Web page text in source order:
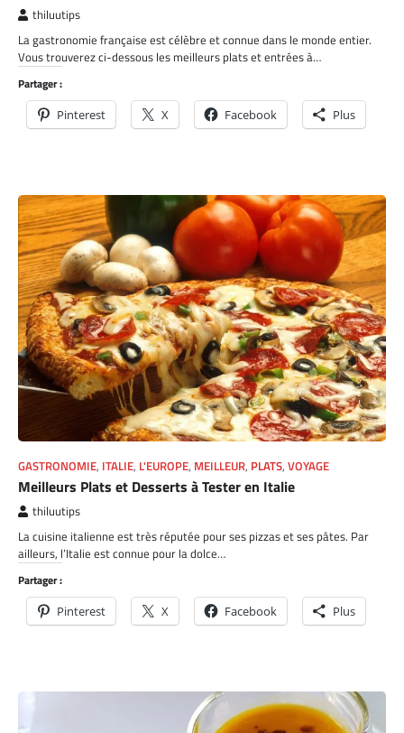
thiluutips
La gastronomie française est célèbre et connue dans le monde entier.
Vous trouverez ci-dessous les meilleurs plats et entrées à…
Partager :
Pinterest X Facebook Plus
GASTRONOMIE, ITALIE, L'EUROPE, MEILLEUR, PLATS, VOYAGE
Meilleurs Plats et Desserts à Tester en Italie
thiluutips
La cuisine italienne est très réputée pour ses pizzas et ses pâtes. Par
ailleurs, l’Italie est connue pour la dolce…
Partager :
Pinterest X Facebook Plus